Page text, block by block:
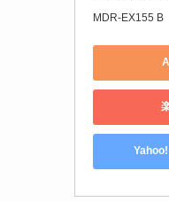
MDR-EX155 B